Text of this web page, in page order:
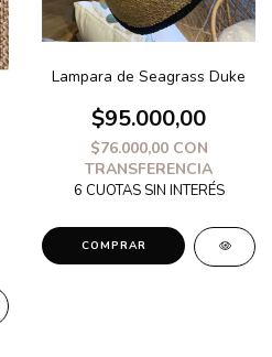
Lampara de Seagrass Duke
$95.000,00
$76.000,00 CON
TRANSFERENCIA